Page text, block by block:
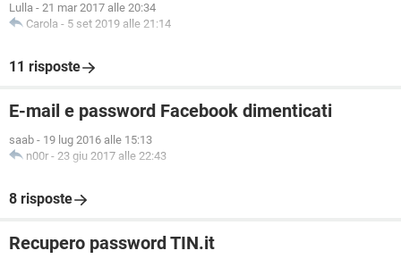
Lulla - 21 mar 2017 alle 20:34
Carola - 5 set 2019 alle 21:14
11 risposte
E-mail e password Facebook dimenticati
saab - 19 lug 2016 alle 15:13
n00r - 23 giu 2017 alle 22:43
8 risposte
Recupero password TIN.it